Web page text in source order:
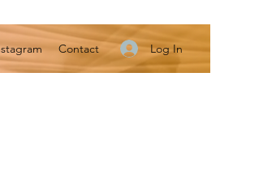
Contact Log In